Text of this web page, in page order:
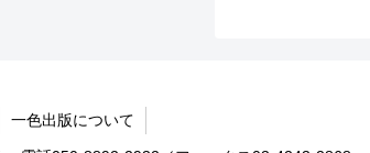
一色出版について